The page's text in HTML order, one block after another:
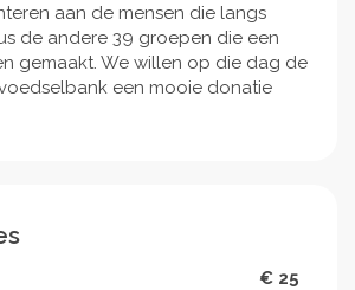
aan de mensen die langs
de andere 39 groepen die een
gemaakt. We willen op die dag de
een mooie donatie
€ 25